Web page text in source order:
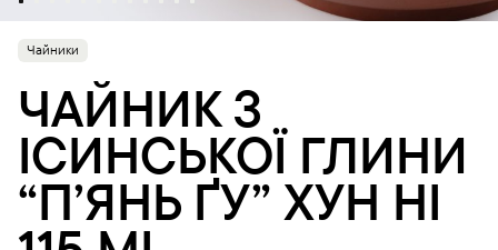
Чайники
ЧАЙНИК З
ІСИНСЬКОЇ ГЛИНИ
“П’ЯНЬ ҐУ” ХУН НІ